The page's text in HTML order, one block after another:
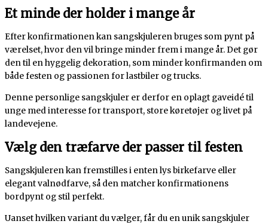
Et minde der holder i mange år
Efter konfirmationen kan sangskjuleren bruges som pynt på
værelset, hvor den vil bringe minder frem i mange år. Det gør
den til en hyggelig dekoration, som minder konfirmanden om
både festen og passionen for lastbiler og trucks.
Denne personlige sangskjuler er derfor en oplagt gaveidé til
unge med interesse for transport, store køretøjer og livet på
landevejene.
Vælg den træfarve der passer til festen
Sangskjuleren kan fremstilles i enten lys birkefarve eller
elegant valnødfarve, så den matcher konfirmationens
bordpynt og stil perfekt.
Uanset hvilken variant du vælger, får du en unik sangskjuler